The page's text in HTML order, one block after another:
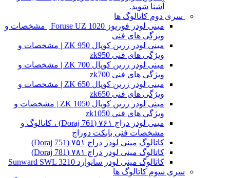
آشنا شوید.
سری دوم کاتالوگ ها
مینی لودر فوریوز Foruse UZ 1020 | مشخصات و
ویژگی های فنی
مینی لودر زرین کوپال ZK 950 | مشخصات و
ویژگی های فنی zk950
مینی لودر زرین کوپال ZK 700 | مشخصات و
ویژگی های فنی zk700
مینی لودر زرین کوپال ZK 650 | مشخصات و
ویژگی های فنی zk650
مینی لودر زرین کوپال ZK 1050 | مشخصات و
ویژگی های فنی zk1050
مینی لودر دراج ۷۶۱ (Doraj 761) ، کاتالوگ و
مشخصات فنی بابکت دوراج
کاتالوگ مینی لودر دراج ۷۵۱ (Doraj 751)
کاتالوگ مینی لودر دراج ۷۸۱ (Doraj 781)
کاتالوگ مینی لودر سانوارد Sunward SWL 3210
سری سوم کاتالوگ ها